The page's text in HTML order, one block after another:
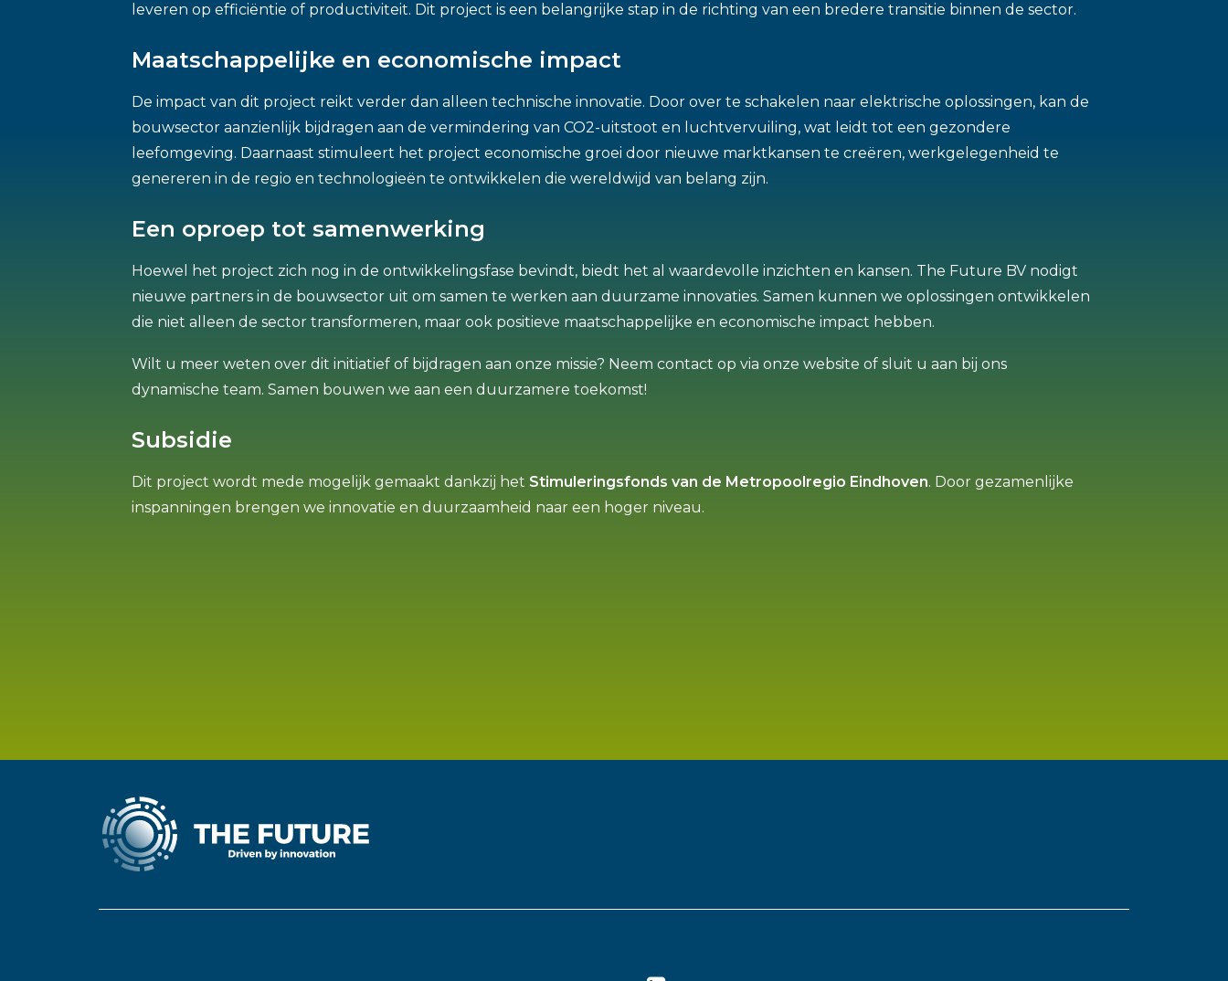
leveren op efficiëntie of productiviteit. Dit project is een belangrijke stap in de richting van een bredere transitie binnen de sector.
Maatschappelijke en economische impact
De impact van dit project reikt verder dan alleen technische innovatie. Door over te schakelen naar elektrische oplossingen, kan de
bouwsector aanzienlijk bijdragen aan de vermindering van CO2-uitstoot en luchtvervuiling, wat leidt tot een gezondere
leefomgeving. Daarnaast stimuleert het project economische groei door nieuwe marktkansen te creëren, werkgelegenheid te
genereren in de regio en technologieën te ontwikkelen die wereldwijd van belang zijn.
Een oproep tot samenwerking
Hoewel het project zich nog in de ontwikkelingsfase bevindt, biedt het al waardevolle inzichten en kansen. The Future BV nodigt
nieuwe partners in de bouwsector uit om samen te werken aan duurzame innovaties. Samen kunnen we oplossingen ontwikkelen
die niet alleen de sector transformeren, maar ook positieve maatschappelijke en economische impact hebben.
Wilt u meer weten over dit initiatief of bijdragen aan onze missie? Neem contact op via onze website of sluit u aan bij ons
dynamische team. Samen bouwen we aan een duurzamere toekomst!
Subsidie
Dit project wordt mede mogelijk gemaakt dankzij het Stimuleringsfonds van de Metropoolregio Eindhoven. Door gezamenlijke
inspanningen brengen we innovatie en duurzaamheid naar een hoger niveau.